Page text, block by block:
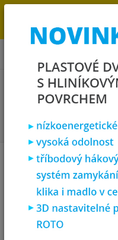
OBJEDNÁVKOU. MÁME 7
Plastová okna
dub/bílé, PREMIUM 7000
plastové
dvoukřídlé,
PREMIUM 7000